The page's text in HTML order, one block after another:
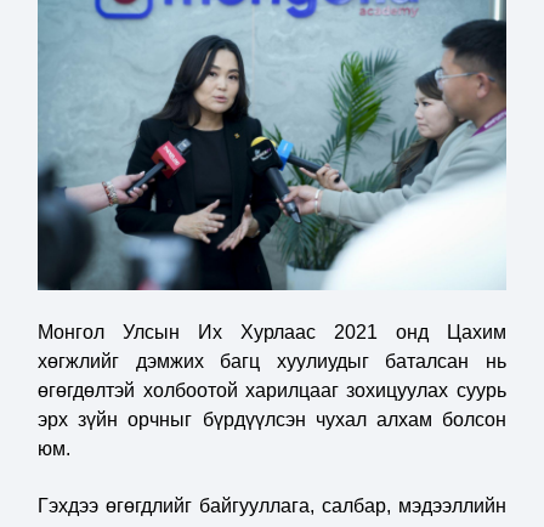
Монгол Улсын Их Хурлаас 2021 онд Цахим
хөгжлийг дэмжих багц хуулиудыг баталсан нь
өгөгдөлтэй холбоотой харилцааг зохицуулах суурь
эрх зүйн орчныг бүрдүүлсэн чухал алхам болсон
юм.
Гэхдээ өгөгдлийг байгууллага, салбар, мэдээллийн